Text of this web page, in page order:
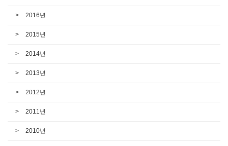
2016년
2015년
2014년
2013년
2012년
2011년
2010년